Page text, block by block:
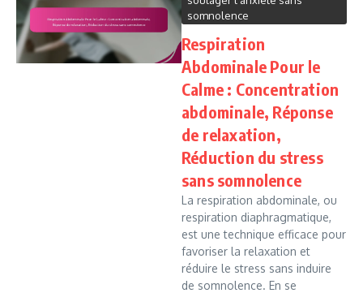
somnolence
Respiration
Abdominale Pour le
Calme : Concentration
abdominale, Réponse
de relaxation,
Réduction du stress
sans somnolence
La respiration abdominale, ou
respiration diaphragmatique,
est une technique efficace pour
favoriser la relaxation et
réduire le stress sans induire
de somnolence. En se